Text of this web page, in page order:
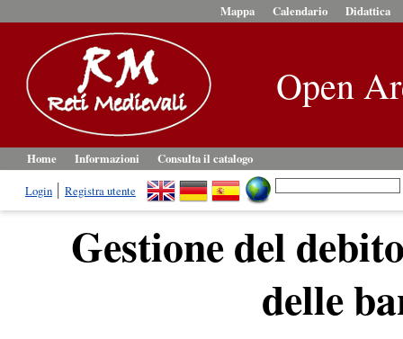
Mappa Calendario Didattica
Open
Home Informazioni
Consulta il catalogo
Login
Registra utente
Gestione del
delle